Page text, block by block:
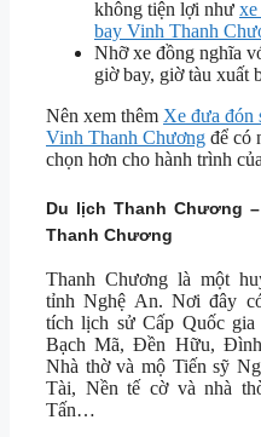
không tiện lợi như xe
bay Vinh Thanh
Nhỡ xe đồng nghĩa
giờ bay, giờ tàu xuất
Nên xem thêm Xe đưa đón
Vinh Thanh Chương để có
chọn hơn cho hành trình
Du lịch Thanh Chương
Thanh Chương
Thanh Chương là một
tỉnh Nghệ An. Nơi đây
tích lịch sử Cấp Quốc
Bạch Mã, Đền Hữu,
Nhà thờ và mộ Tiến sỹ
Tài, Nền tế cờ và nhà
Tấn…